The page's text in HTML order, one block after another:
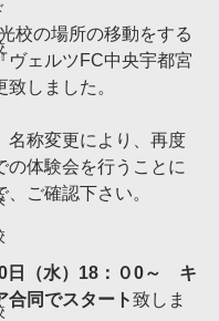
校の場所の移動をする
ヴェルツFC中央宇都宮
しました。
名称変更により、再度
の体験会を行うことに
ご確認下さい。
日（水）18：０0～　キ
合同でスタート致しま